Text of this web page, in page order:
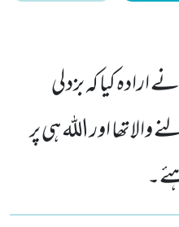
کیا کہ بزدلی
والاتھا اور اللہ ہی پر